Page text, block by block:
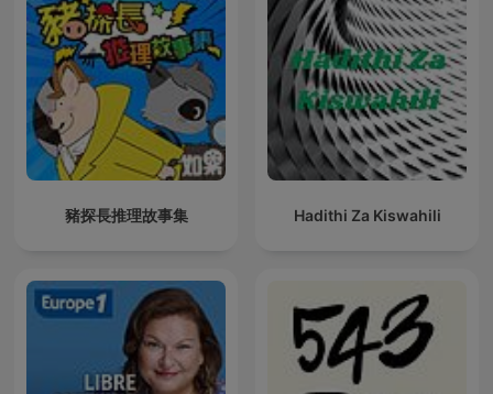
豬探長推理故事集 Hadithi Za Kiswahili